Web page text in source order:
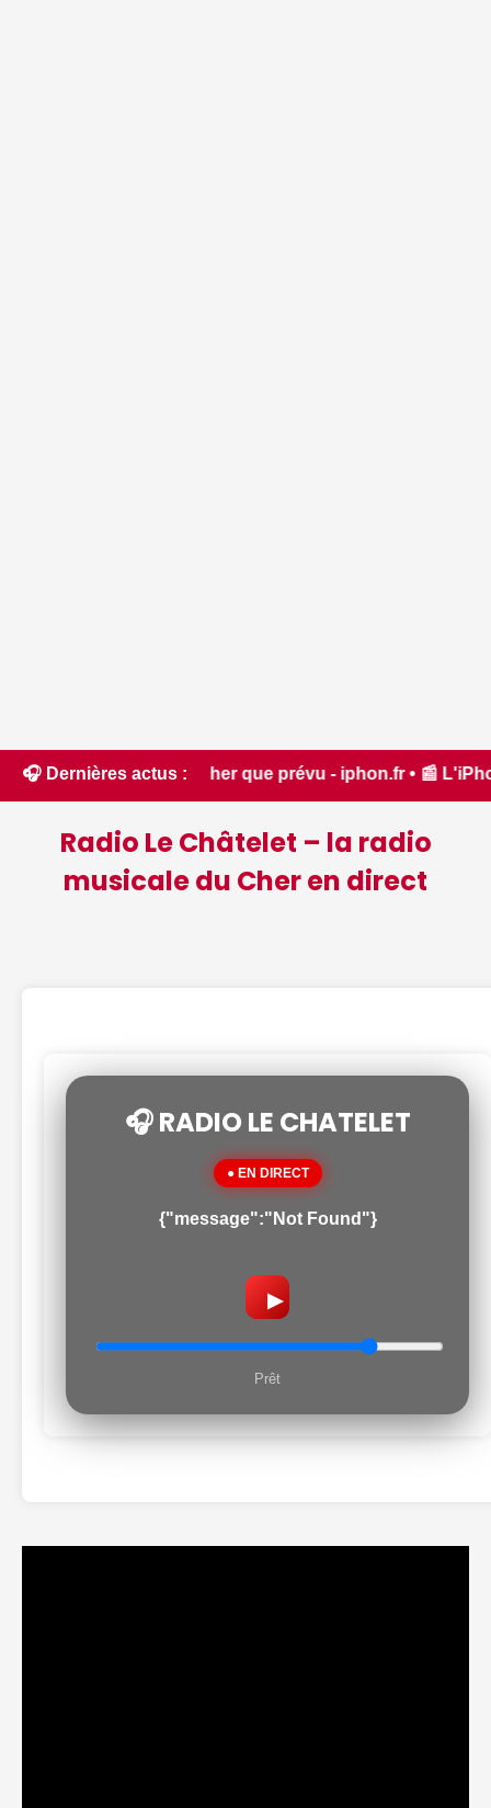
🎧 Dernières actus :
que prévu - iphon.fr • 📰 L'iPhone 18 Pro Max
Radio Le Châtelet – la radio
musicale du Cher en direct
🎧 RADIO LE CHATELET
● EN DIRECT
{"message":"Not Found"}
▶
Prêt